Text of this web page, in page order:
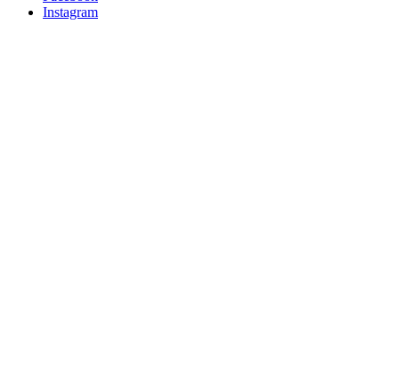
Instagram